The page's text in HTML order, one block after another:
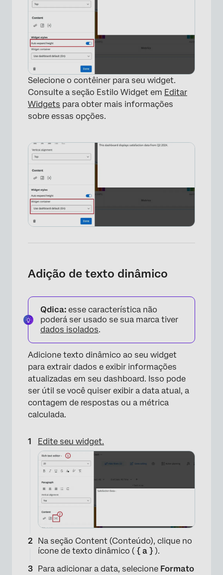
×
Selecione o contêiner para seu widget.
Consulte a seção Estilo Widget em Editar
Widgets para obter mais informações
sobre essas opções.
Adição de texto dinâmico
Qdica: esse característica não
poderá ser usado se sua marca tiver
dados isolados.
Adicione texto dinâmico ao seu widget
para extrair dados e exibir informações
atualizadas em seu dashboard. Isso pode
ser útil se você quiser exibir a data atual, a
contagem de respostas ou a métrica
calculada.
Edite seu widget.
Na seção Content (Conteúdo), clique no
ícone de texto dinâmico ( { a } ).
Para adicionar a data, selecione Formato